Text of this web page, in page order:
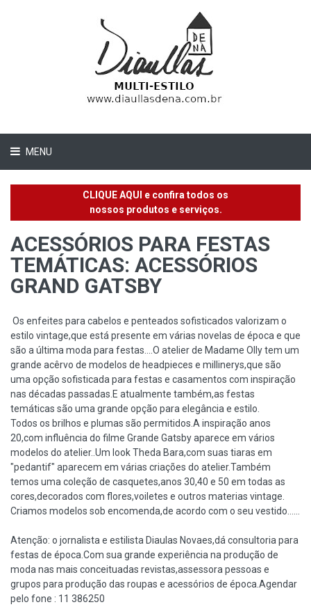
MENU
CLIQUE AQUI e confira todos os
nossos produtos e serviços.
ACESSÓRIOS PARA FESTAS
TEMÁTICAS: ACESSÓRIOS
GRAND GATSBY
Os enfeites para cabelos e penteados sofisticados valorizam o
estilo vintage,que está presente em várias novelas de época e que
são a última moda para festas....O atelier de Madame Olly tem um
grande acêrvo de modelos de headpieces e millinerys,que são
uma opção sofisticada para festas e casamentos com inspiração
nas décadas passadas.E atualmente também,as festas
temáticas são uma grande opção para elegância e estilo.
Todos os brilhos e plumas são permitidos.A inspiração anos
20,com influência do filme Grande Gatsby aparece em vários
modelos do atelier..Um look Theda Bara,com suas tiaras em
"pedantif" aparecem em várias criações do atelier.Também
temos uma coleção de casquetes,anos 30,40 e 50 em todas as
cores,decorados com flores,voiletes e outros materias vintage.
Criamos modelos sob encomenda,de acordo com o seu vestido......
Atenção: o jornalista e estilista Diaulas Novaes,dá consultoria para
festas de época.Com sua grande experiência na produção de
moda nas mais conceituadas revistas,assessora pessoas e
grupos para produção das roupas e acessórios de época.Agendar
pelo fone : 11 386250